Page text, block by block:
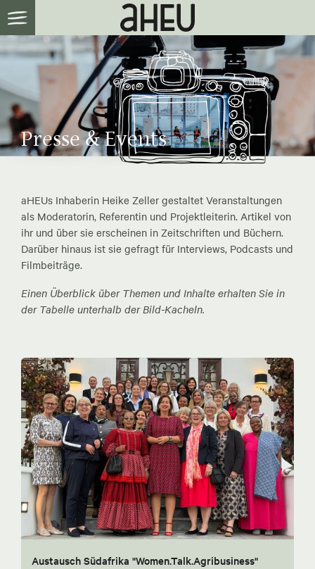
Presse & Events
aHEUs Inhaberin Heike Zeller gestaltet Veranstaltungen
als Moderatorin, Referentin und Projektleiterin. Artikel von
ihr und über sie erscheinen in Zeitschriften und Büchern.
Darüber hinaus ist sie gefragt für Interviews, Podcasts und
Filmbeiträge.
Einen Überblick über Themen und Inhalte erhalten Sie in
der Tabelle unterhalb der Bild-Kacheln.
Austausch Südafrika "Women.Talk.Agribusiness"